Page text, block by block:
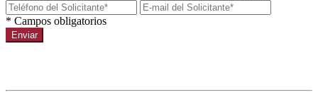
* Campos obligatorios
Enviar